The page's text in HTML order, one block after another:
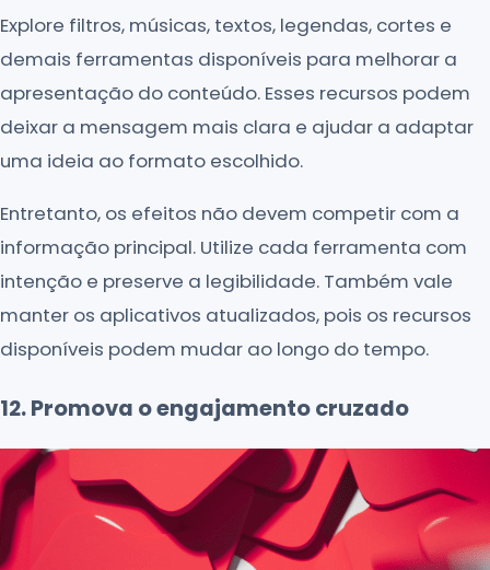
Explore filtros, músicas, textos, legendas, cortes e
demais ferramentas disponíveis para melhorar a
apresentação do conteúdo. Esses recursos podem
deixar a mensagem mais clara e ajudar a adaptar
uma ideia ao formato escolhido.
Entretanto, os efeitos não devem competir com a
informação principal. Utilize cada ferramenta com
intenção e preserve a legibilidade. Também vale
manter os aplicativos atualizados, pois os recursos
disponíveis podem mudar ao longo do tempo.
12. Promova o engajamento cruzado